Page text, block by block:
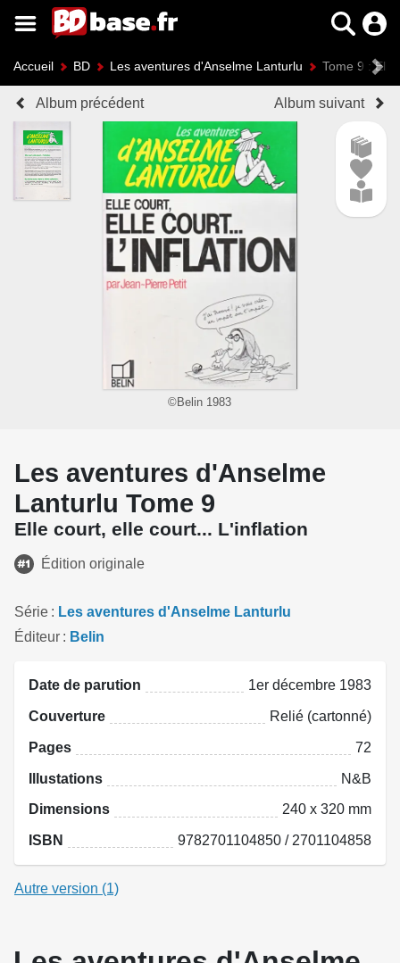
Accueil BD Les aventures d'Anselme Lanturlu Tome 9 :
Album précédent Album suivant
©Belin 1983
Les aventures d'Anselme
Lanturlu Tome 9
Elle court, elle court... L'inflation
Édition originale
Série
Les aventures d'Anselme Lanturlu
Éditeur
Belin
Date de parution 1er décembre 1983
Couverture Relié (cartonné)
Pages 72
Illustations N&B
Dimensions 240 x 320 mm
ISBN 9782701104850 / 2701104858
Autre version (1)